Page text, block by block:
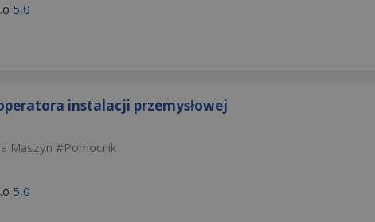
5,0
instalacji przemysłowej
Maszyn
Pomocnik
5,0